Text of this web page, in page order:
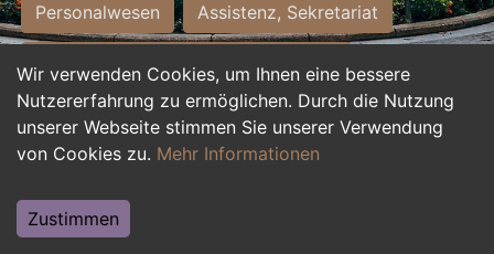
Wir verwenden Cookies, um Ihnen eine bessere
Nutzererfahrung zu ermöglichen. Durch die Nutzung
unserer Webseite stimmen Sie unserer Verwendung
von Cookies zu. Mehr Informationen
Zustimmen
Personalwesen Assistenz, Sekretariat
Hilfskräfte, Aushilfs- und Nebenjobs
Einkauf, Logistik, Materialwirtschaft
Weiterbildung, Studium, duale Ausbildung
Tourismus